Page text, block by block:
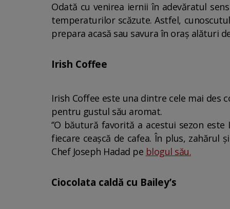
Odată cu venirea iernii în adevăratul
temperaturilor scăzute. Astfel,
prepara acasă sau savura în oraș alături
Irish Coffee
Irish Coffee este una dintre cele mai
pentru gustul său aromat.
‘’O băutură favorită a acestui sezon
fiecare ceașcă de cafea. În plus, zahărul
Chef Joseph Hadad pe blogul său.
Ciocolata caldă cu Bailey’s